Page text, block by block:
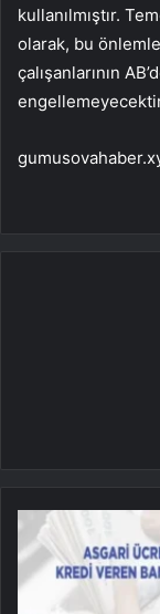
kullanılmıştır.
olarak, bu
çalışanlarının